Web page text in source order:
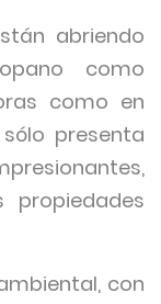
abriendo
como
como en
presenta
con